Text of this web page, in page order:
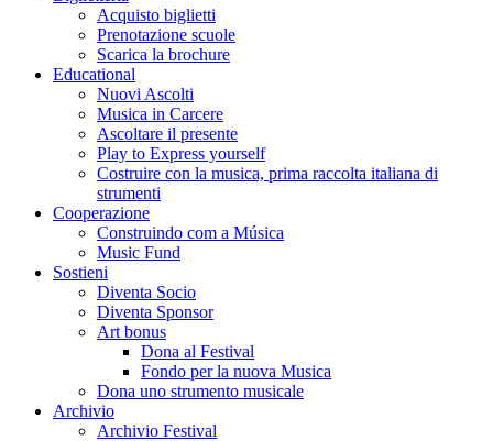
Acquisto biglietti
Prenotazione scuole
Scarica la brochure
Educational
Nuovi Ascolti
Musica in Carcere
Ascoltare il presente
Play to Express yourself
Costruire con la musica, prima raccolta italiana di
strumenti
Cooperazione
Construindo com a Música
Music Fund
Sostieni
Diventa Socio
Diventa Sponsor
Art bonus
Dona al Festival
Fondo per la nuova Musica
Dona uno strumento musicale
Archivio
Archivio Festival